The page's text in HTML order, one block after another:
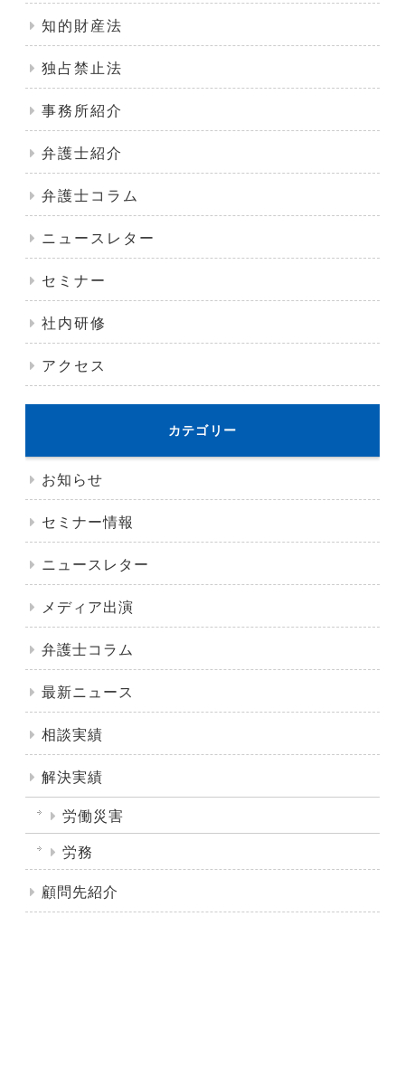
知的財産法
独占禁止法
事務所紹介
弁護士紹介
弁護士コラム
ニュースレター
セミナー
社内研修
アクセス
カテゴリー
お知らせ
セミナー情報
ニュースレター
メディア出演
弁護士コラム
最新ニュース
相談実績
解決実績
労働災害
労務
顧問先紹介